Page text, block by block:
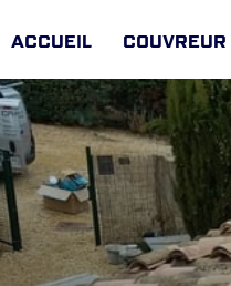
Accueil Couvreur